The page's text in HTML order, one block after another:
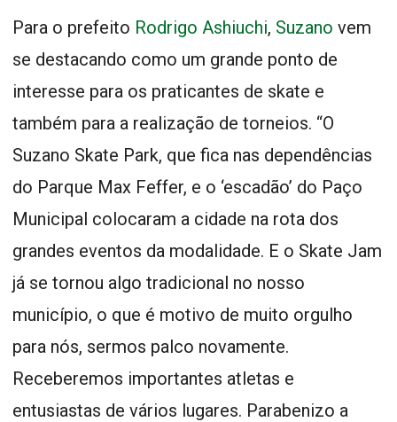
Para o prefeito Rodrigo Ashiuchi, Suzano vem
se destacando como um grande ponto de
interesse para os praticantes de skate e
também para a realização de torneios. “O
Suzano Skate Park, que fica nas dependências
do Parque Max Feffer, e o ‘escadão’ do Paço
Municipal colocaram a cidade na rota dos
grandes eventos da modalidade. E o Skate Jam
já se tornou algo tradicional no nosso
município, o que é motivo de muito orgulho
para nós, sermos palco novamente.
Receberemos importantes atletas e
entusiastas de vários lugares. Parabenizo a